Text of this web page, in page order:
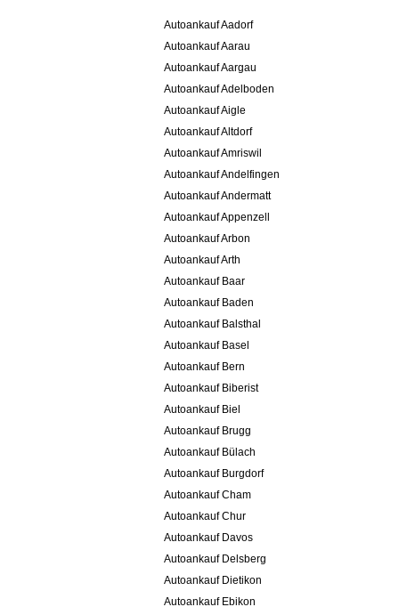
Autoankauf Aadorf
Autoankauf Aarau
Autoankauf Aargau
Autoankauf Adelboden
Autoankauf Aigle
Autoankauf Altdorf
Autoankauf Amriswil
Autoankauf Andelfingen
Autoankauf Andermatt
Autoankauf Appenzell
Autoankauf Arbon
Autoankauf Arth
Autoankauf Baar
Autoankauf Baden
Autoankauf Balsthal
Autoankauf Basel
Autoankauf Bern
Autoankauf Biberist
Autoankauf Biel
Autoankauf Brugg
Autoankauf Bülach
Autoankauf Burgdorf
Autoankauf Cham
Autoankauf Chur
Autoankauf Davos
Autoankauf Delsberg
Autoankauf Dietikon
Autoankauf Ebikon